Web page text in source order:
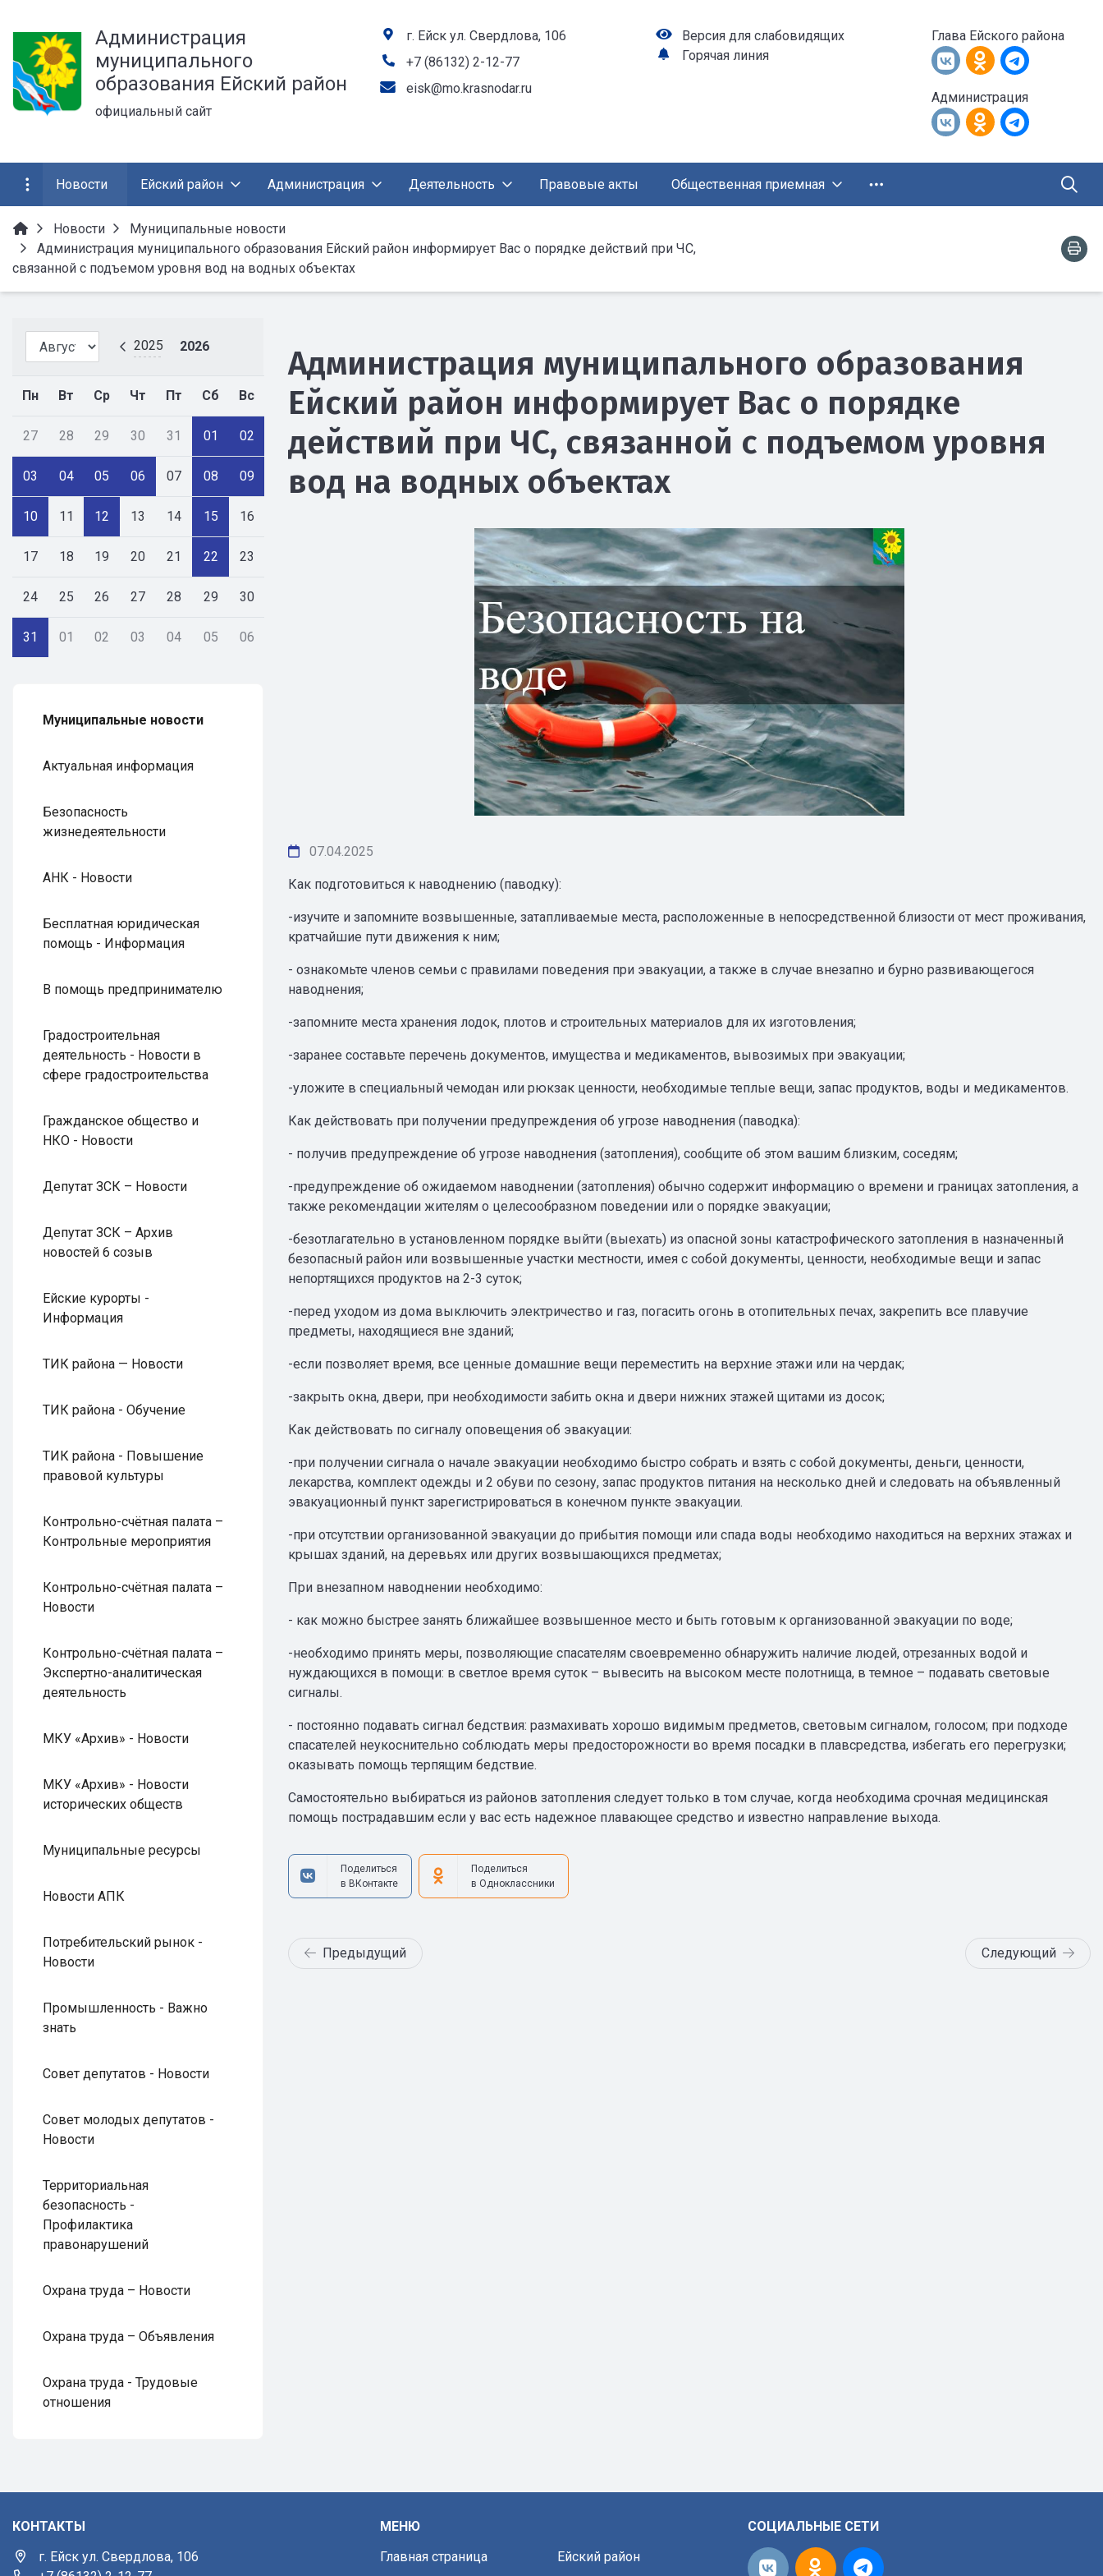
Администрация
муниципального
образования Ейский район
официальный сайт
г. Ейск ул. Свердлова, 106
+7 (86132) 2-12-77
eisk@mo.krasnodar.ru
Версия для слабовидящих
Горячая линия
Глава Ейского района
Администрация
Новости Ейский район Администрация Деятельность Правовые акты Общественная приемная
Новости
Муниципальные новости
Администрация муниципального образования Ейский район информирует Вас о порядке действий при ЧС,
связанной с подъемом уровня вод на водных объектах
2025 2026
Пн Вт Ср Чт Пт Сб Вс
27 28 29 30 31 01 02
03 04 05 06 07 08 09
10 11 12 13 14 15 16
17 18 19 20 21 22 23
24 25 26 27 28 29 30
31 01 02 03 04 05 06
Муниципальные новости
Актуальная информация
Безопасность
жизнедеятельности
АНК - Новости
Бесплатная юридическая
помощь - Информация
В помощь предпринимателю
Градостроительная
деятельность - Новости в
сфере градостроительства
Гражданское общество и
НКО - Новости
Депутат ЗСК – Новости
Депутат ЗСК – Архив
новостей 6 созыв
Ейские курорты -
Информация
ТИК района — Новости
ТИК района - Обучение
ТИК района - Повышение
правовой культуры
Контрольно-счётная палата –
Контрольные мероприятия
Контрольно-счётная палата –
Новости
Контрольно-счётная палата –
Экспертно-аналитическая
деятельность
МКУ «Архив» - Новости
МКУ «Архив» - Новости
исторических обществ
Муниципальные ресурсы
Новости АПК
Потребительский рынок -
Новости
Промышленность - Важно
знать
Совет депутатов - Новости
Совет молодых депутатов -
Новости
Территориальная
безопасность -
Профилактика
правонарушений
Охрана труда – Новости
Охрана труда – Объявления
Охрана труда - Трудовые
отношения
Администрация муниципального образования
Ейский район информирует Вас о порядке
действий при ЧС, связанной с подъемом уровня
вод на водных объектах
07.04.2025
Как подготовиться к наводнению (паводку):
-изучите и запомните возвышенные, затапливаемые места, расположенные в непосредственной близости от мест проживания,
кратчайшие пути движения к ним;
- ознакомьте членов семьи с правилами поведения при эвакуации, а также в случае внезапно и бурно развивающегося
наводнения;
-запомните места хранения лодок, плотов и строительных материалов для их изготовления;
-заранее составьте перечень документов, имущества и медикаментов, вывозимых при эвакуации;
-уложите в специальный чемодан или рюкзак ценности, необходимые теплые вещи, запас продуктов, воды и медикаментов.
Как действовать при получении предупреждения об угрозе наводнения (паводка):
- получив предупреждение об угрозе наводнения (затопления), сообщите об этом вашим близким, соседям;
-предупреждение об ожидаемом наводнении (затопления) обычно содержит информацию о времени и границах затопления, а
также рекомендации жителям о целесообразном поведении или о порядке эвакуации;
-безотлагательно в установленном порядке выйти (выехать) из опасной зоны катастрофического затопления в назначенный
безопасный район или возвышенные участки местности, имея с собой документы, ценности, необходимые вещи и запас
непортящихся продуктов на 2-3 суток;
-перед уходом из дома выключить электричество и газ, погасить огонь в отопительных печах, закрепить все плавучие
предметы, находящиеся вне зданий;
-если позволяет время, все ценные домашние вещи переместить на верхние этажи или на чердак;
-закрыть окна, двери, при необходимости забить окна и двери нижних этажей щитами из досок;
Как действовать по сигналу оповещения об эвакуации:
-при получении сигнала о начале эвакуации необходимо быстро собрать и взять с собой документы, деньги, ценности,
лекарства, комплект одежды и 2 обуви по сезону, запас продуктов питания на несколько дней и следовать на объявленный
эвакуационный пункт зарегистрироваться в конечном пункте эвакуации.
-при отсутствии организованной эвакуации до прибытия помощи или спада воды необходимо находиться на верхних этажах и
крышах зданий, на деревьях или других возвышающихся предметах;
При внезапном наводнении необходимо:
- как можно быстрее занять ближайшее возвышенное место и быть готовым к организованной эвакуации по воде;
-необходимо принять меры, позволяющие спасателям своевременно обнаружить наличие людей, отрезанных водой и
нуждающихся в помощи: в светлое время суток – вывесить на высоком месте полотнища, в темное – подавать световые
сигналы.
- постоянно подавать сигнал бедствия: размахивать хорошо видимым предметов, световым сигналом, голосом; при подходе
спасателей неукоснительно соблюдать меры предосторожности во время посадки в плавсредства, избегать его перегрузки;
оказывать помощь терпящим бедствие.
Самостоятельно выбираться из районов затопления следует только в том случае, когда необходима срочная медицинская
помощь пострадавшим если у вас есть надежное плавающее средство и известно направление выхода.
Поделиться
в ВКонтакте
Поделиться
в Одноклассники
Предыдущий Следующий
КОНТАКТЫ
г. Ейск ул. Свердлова, 106
МЕНЮ
Главная страница
Ейский район
СОЦИАЛЬНЫЕ СЕТИ